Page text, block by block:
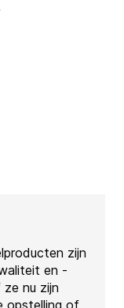
zijn
en -
nu zijn